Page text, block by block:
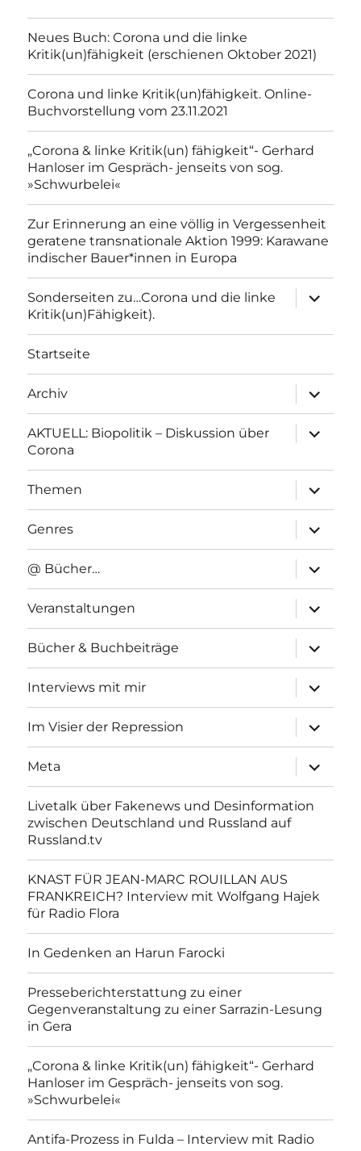
Neues Buch: Corona und die linke
Kritik(un)fähigkeit (erschienen Oktober 2021)
Corona und linke Kritik(un)fähigkeit. Online-
Buchvorstellung vom 23.11.2021
„Corona & linke Kritik(un) fähigkeit“- Gerhard
Hanloser im Gespräch- jenseits von sog.
»Schwurbelei«
Zur Erinnerung an eine völlig in Vergessenheit
geratene transnationale Aktion 1999: Karawane
indischer Bauer*innen in Europa
Sonderseiten zu…Corona und die linke
Kritik(un)Fähigkeit).
anzeigen
Startseite
Archiv
anzeigen
AKTUELL: Biopolitik – Diskussion über
Corona
anzeigen
Themen
anzeigen
Genres
anzeigen
@ Bücher…
anzeigen
Veranstaltungen
anzeigen
Bücher & Buchbeiträge
anzeigen
Interviews mit mir
anzeigen
Im Visier der Repression
anzeigen
Meta
anzeigen
Livetalk über Fakenews und Desinformation
zwischen Deutschland und Russland auf
Russland.tv
KNAST FÜR JEAN-MARC ROUILLAN AUS
FRANKREICH? Interview mit Wolfgang Hajek
für Radio Flora
In Gedenken an Harun Farocki
Presseberichterstattung zu einer
Gegenveranstaltung zu einer Sarrazin-Lesung
in Gera
„Corona & linke Kritik(un) fähigkeit“- Gerhard
Hanloser im Gespräch- jenseits von sog.
»Schwurbelei«
Antifa-Prozess in Fulda – Interview mit Radio